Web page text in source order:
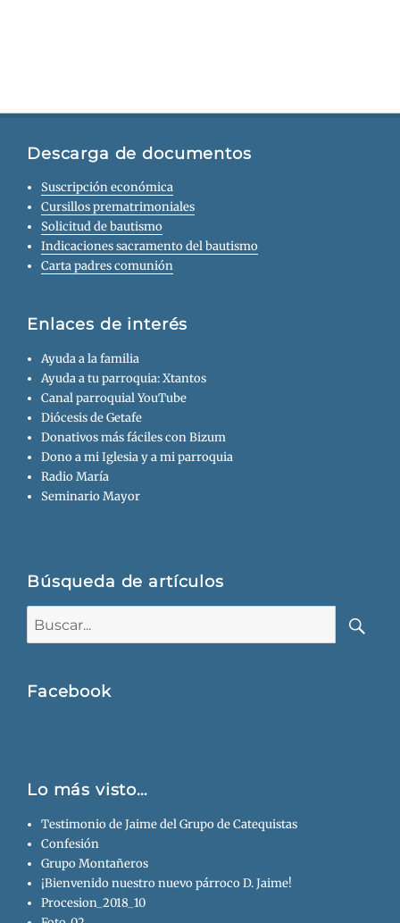
Descarga de documentos
Suscripción económica
Cursillos prematrimoniales
Solicitud de bautismo
Indicaciones sacramento del bautismo
Carta padres comunión
Enlaces de interés
Ayuda a la familia
Ayuda a tu parroquia: Xtantos
Canal parroquial YouTube
Diócesis de Getafe
Donativos más fáciles con Bizum
Dono a mi Iglesia y a mi parroquia
Radio María
Seminario Mayor
Búsqueda de artículos
Facebook
Lo más visto…
Testimonio de Jaime del Grupo de Catequistas
Confesión
Grupo Montañeros
¡Bienvenido nuestro nuevo párroco D. Jaime!
Procesion_2018_10